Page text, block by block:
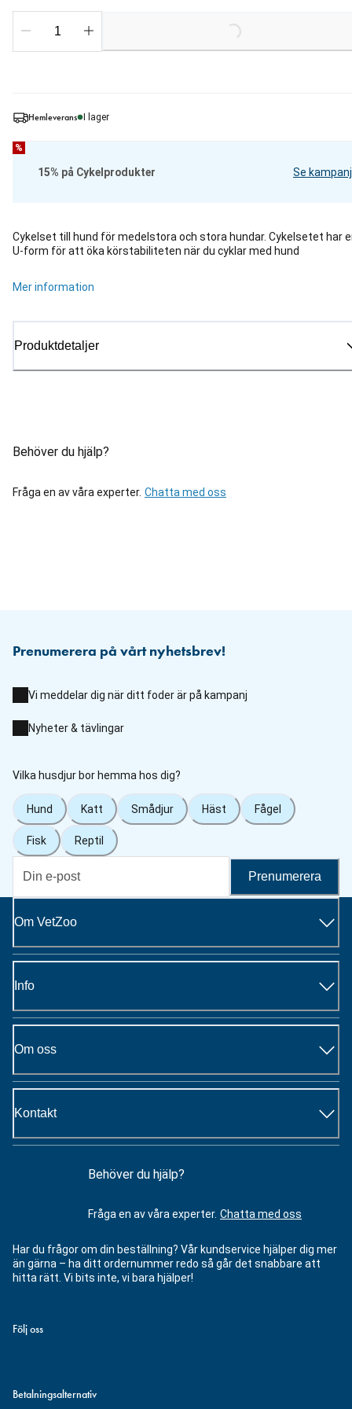
Hemleverans I lager
%
15% på Cykelprodukter Se kampanj
Cykelset till hund för medelstora och stora hundar. Cykelsetet har
U-form för att öka körstabiliteten när du cyklar med hund
Mer information
Produktdetaljer
Behöver du hjälp?
Fråga en av våra experter. Chatta med oss
Loading...
Prenumerera på vårt nyhetsbrev!
Vi meddelar dig när ditt foder är på kampanj
Nyheter & tävlingar
Vilka husdjur bor hemma hos dig?
Hund Katt Smådjur Häst Fågel
Fisk Reptil
Prenumerera
Om VetZoo
Info
Om oss
Kontakt
Behöver du hjälp?
Fråga en av våra experter. Chatta med oss
Har du frågor om din beställning? Vår kundservice hjälper dig mer
än gärna – ha ditt ordernummer redo så går det snabbare att
hitta rätt. Vi bits inte, vi bara hjälper!
Följ oss
Betalningsalternativ